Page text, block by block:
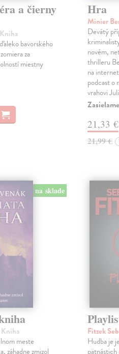
a čierny
bavorského
za
miestny
Hra
Minier
Devátý
novém,
thrilleru
na
podcast o
vrahovi
21,33 €
21,99 €
na sklade
Kniha
meste
záhadne zmizol
Fitzek
Hudba je